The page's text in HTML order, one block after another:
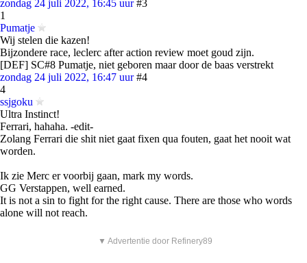
zondag 24 juli 2022, 16:45 uur #3
1
Pumatje
Wij stelen die kazen!
Bijzondere race, leclerc after action review moet goud zijn.
[DEF] SC#8 Pumatje, niet geboren maar door de baas verstrekt
zondag 24 juli 2022, 16:47 uur #4
4
ssjgoku
Ultra Instinct!
Ferrari, hahaha. -edit-
Zolang Ferrari die shit niet gaat fixen qua fouten, gaat het nooit wat
worden.
Ik zie Merc er voorbij gaan, mark my words.
GG Verstappen, well earned.
It is not a sin to fight for the right cause. There are those who words
alone will not reach.
▼ Advertentie door Refinery89